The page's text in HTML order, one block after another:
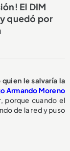
El DIM
quedó por
le salvaría la
Armando Moreno
porque cuando el
de la red y puso